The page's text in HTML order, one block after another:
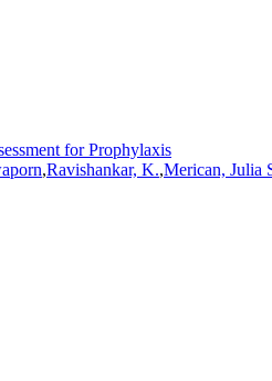
for Prophylaxis
,Ravishankar, K.,Merican, Julia